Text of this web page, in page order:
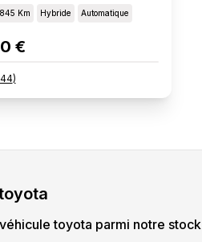
Km Hybride Automatique
€
44)
toyota parmi notre stock